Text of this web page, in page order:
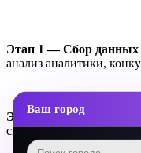
Этап 1 — Сбор данных
анализ аналитики,
Этап 2 — Анализ и
систематизируем
Ваш город